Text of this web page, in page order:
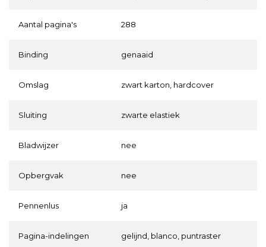
Aantal pagina's 288
Binding genaaid
Omslag zwart karton, hardcover
Sluiting zwarte elastiek
Bladwijzer nee
Opbergvak nee
Pennenlus ja
Pagina-indelingen gelijnd, blanco, puntraster